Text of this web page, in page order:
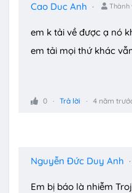
Cao Duc Anh Thành
em k tải về được ạ nó
em tải mọi thứ khác
0 Trả lời 4 năm
Nguyễn Đức Duy Anh
Em bị báo là nhiễm